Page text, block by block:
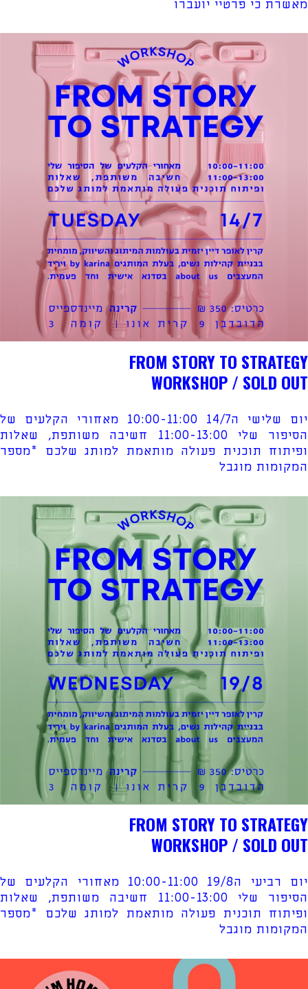
מאשרת כי פרטיי יועברו
FROM STORY TO STRATEGY
WORKSHOP / SOLD OUT
יום שלישי ה14/7 10:00-11:00 מאחורי הקלעים של
הסיפור שלי 11:00-13:00 חשיבה משותפת, שאלות
ופיתוח תוכנית פעולה מותאמת למותג שלכם *מספר
המקומות מוגבל
FROM STORY TO STRATEGY
WORKSHOP / SOLD OUT
יום רביעי ה19/8 10:00-11:00 מאחורי הקלעים של
הסיפור שלי 11:00-13:00 חשיבה משותפת, שאלות
ופיתוח תוכנית פעולה מותאמת למותג שלכם *מספר
המקומות מוגבל